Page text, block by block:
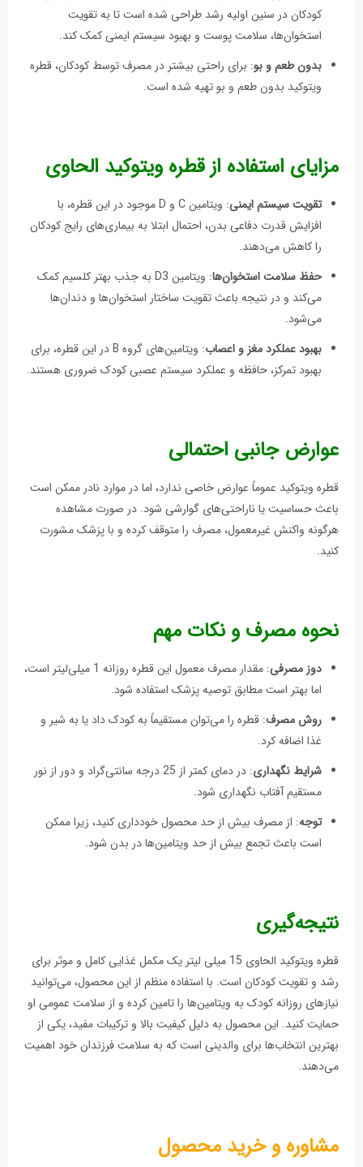
کودکان در سنین اولیه رشد طراحی شده است تا به تقویت
استخوان‌ها، سلامت پوست و بهبود سیستم ایمنی کمک کند.
بدون طعم و بو: برای راحتی بیشتر در مصرف توسط کودکان، قطره
ویتوکید بدون طعم و بو تهیه شده است.
مزایای استفاده از قطره ویتوکید الحاوی
تقویت سیستم ایمنی
: ویتامین C و D موجود در این قطره، با
افزایش قدرت دفاعی بدن، احتمال ابتلا به بیماری‌های رایج کودکان
را کاهش می‌دهند.
حفظ سلامت استخوان‌ها
: ویتامین D3 به جذب بهتر کلسیم کمک
می‌کند و در نتیجه باعث تقویت ساختار استخوان‌ها و دندان‌ها
می‌شود.
بهبود عملکرد مغز و اعصاب
: ویتامین‌های گروه B در این قطره، برای
بهبود تمرکز، حافظه و عملکرد سیستم عصبی کودک ضروری هستند.
عوارض جانبی احتمالی
قطره ویتوکید عموماً عوارض خاصی ندارد، اما در موارد نادر ممکن است
باعث حساسیت یا ناراحتی‌های گوارشی شود. در صورت مشاهده
هرگونه واکنش غیرمعمول، مصرف را متوقف کرده و با پزشک مشورت
کنید.
نحوه مصرف و نکات مهم
دوز مصرفی
: مقدار مصرف معمول این قطره روزانه 1 میلی‌لیتر است،
اما بهتر است مطابق توصیه پزشک استفاده شود.
روش مصرف: قطره را می‌توان مستقیماً به کودک داد یا به شیر و
غذا اضافه کرد.
شرایط نگهداری
: در دمای کمتر از 25 درجه سانتی‌گراد و دور از نور
مستقیم آفتاب نگهداری شود.
توجه: از مصرف بیش از حد محصول خودداری کنید، زیرا ممکن
است باعث تجمع بیش از حد ویتامین‌ها در بدن شود.
نتیجه‌گیری
قطره ویتوکید الحاوی 15 میلی لیتر یک مکمل غذایی کامل و موثر برای
رشد و تقویت کودکان است. با استفاده منظم از این محصول، می‌توانید
نیازهای روزانه کودک به ویتامین‌ها را تامین کرده و از سلامت عمومی او
حمایت کنید. این محصول به دلیل کیفیت بالا و ترکیبات مفید، یکی از
بهترین انتخاب‌ها برای والدینی است که به سلامت فرزندان خود اهمیت
می‌دهند.
مشاوره و خرید محصول